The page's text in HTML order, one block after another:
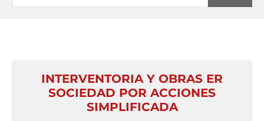
INTERVENTORIA Y OBRAS ER
SOCIEDAD POR ACCIONES
SIMPLIFICADA